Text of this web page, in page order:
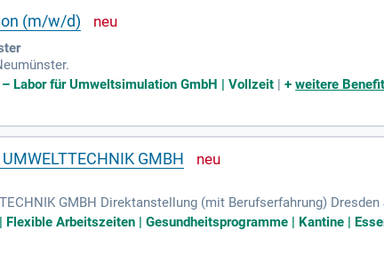
(m/w/d)
Labor für Umweltsimulation GmbH | Vollzeit |+weitere
GMBH
GMBH Direktanstellung (mit Berufserfahrung) Dresden
Abgeschlossenes Studium der Fachrichtung
Arbeitszeiten | Gesundheitsprogramme | Kantine |